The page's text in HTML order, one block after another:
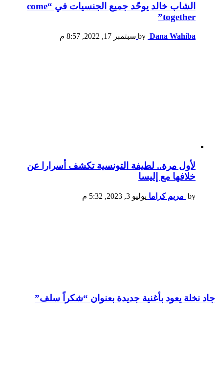
الشاب خالد يوحّد جميع الجنسيات في “come
together”
by Dana Wahiba سبتمبر 17, 2022, 8:57 م
لأول مرة.. لطيفة التونسية تكشف أسرارا عن
خلافها مع إليسا
by مريم كراما يوليو 3, 2023, 5:32 م
جاد نخلة يعود بأغنية جديدة بعنوان “شكراً سلف”